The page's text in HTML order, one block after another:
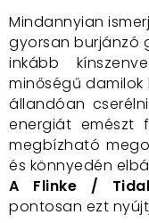
Mindannyian
gyorsan burjánzó
inkább
minőségű
állandóan
energiát emészt
megbízható
és könnyedén
A Flinke /
pontosan ezt